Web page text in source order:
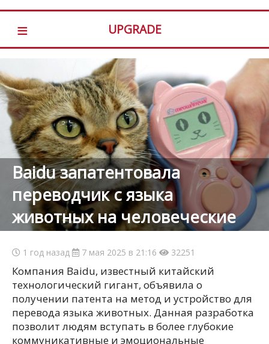
≡ UPGRADE
Baidu запатентовала
переводчик с языка
животных на человеческие
1 год назад 7 мая 2025 в 21:16 32251
Компания Baidu, известный китайский
технологический гигант, объявила о
получении патента на метод и устройство для
перевода языка животных. Данная разработка
позволит людям вступать в более глубокие
коммуникативные и эмоциональные